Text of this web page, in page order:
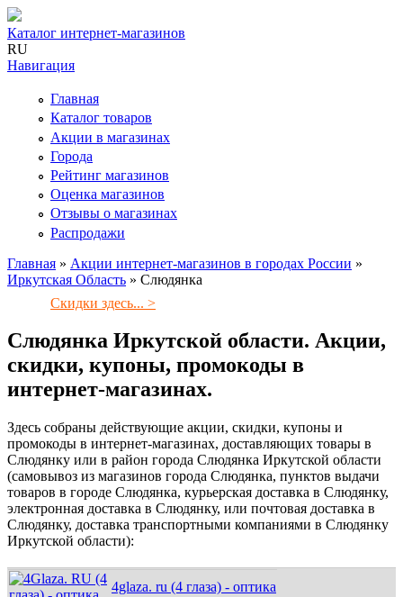
Каталог интернет-магазинов
RU
Навигация
Главная
Каталог товаров
Акции в магазинах
Города
Рейтинг магазинов
Оценка магазинов
Отзывы о магазинах
Распродажи
Вы здесь
Главная » Акции интернет-магазинов в городах России »
Иркутская Область » Слюдянка
Скидки здесь... >
Слюдянка Иркутской области. Акции,
скидки, купоны, промокоды в
интернет-магазинах.
Здесь собраны действующие акции, скидки, купоны и
промокоды в интернет-магазинах, доставляющих товары в
Слюдянку или в район города Слюдянка Иркутской области
(самовывоз из магазинов города Слюдянка, пунктов выдачи
товаров в городе Слюдянка, курьерская доставка в Слюдянку,
электронная доставка в Слюдянку, или почтовая доставка в
Слюдянку, доставка транспортными компаниями в Слюдянку
Иркутской области):
4glaza. ru (4 глаза) - оптика